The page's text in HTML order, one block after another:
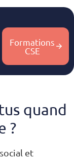
Formations
CSE
quand
?
et